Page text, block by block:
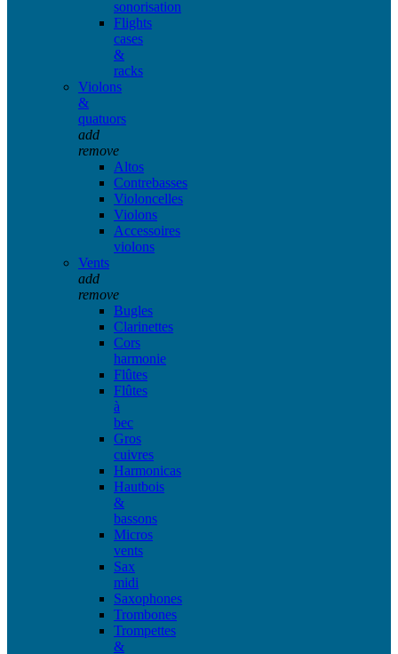
sonorisation
Flights
cases
&
racks
Violons
&
quatuors
add
remove
Altos
Contrebasses
Violoncelles
Violons
Accessoires
violons
Vents
add
remove
Bugles
Clarinettes
Cors
harmonie
Flûtes
Flûtes
à
bec
Gros
cuivres
Harmonicas
Hautbois
&
bassons
Micros
vents
Sax
midi
Saxophones
Trombones
Trompettes
&